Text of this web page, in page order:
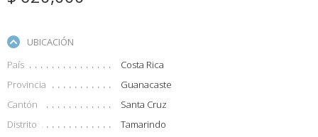
UBICACIÓN
País
Costa Rica
Provincia
Guanacaste
Cantón
Santa Cruz
Distrito
Tamarindo